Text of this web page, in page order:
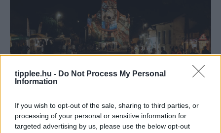
tipplee.hu - Do Not Process My Personal
Information
If you wish to opt-out of the sale, sharing to third parties, or
processing of your personal or sensitive information for
targeted advertising by us, please use the below opt-out
fenntarthatóság és kortárs művészet a 35. Művészetek
Völgyében